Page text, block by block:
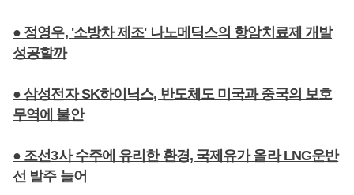
● 정영우, '소방차 제조' 나노메딕스의 항암치료제 개발
성공할까
● 삼성전자 SK하이닉스, 반도체도 미국과 중국의 보호
무역에 불안
● 조선3사 수주에 유리한 환경, 국제유가 올라 LNG운반
선 발주 늘어